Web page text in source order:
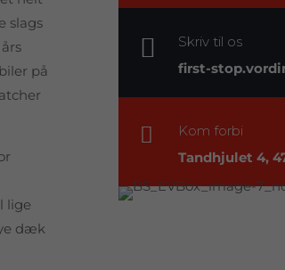
slags
på
lige
dæk

Skriv til os
first-

Kom forbi
Tandhjulet 4,